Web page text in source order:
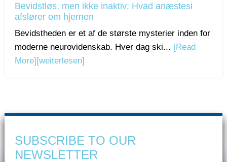
Bevidstløs, men ikke inaktiv: Hvad anæstesi
afslører om hjernen
Bevidstheden er et af de største mysterier inden for
moderne neurovidenskab. Hver dag ski... [Read
More][weiterlesen]
SUBSCRIBE TO OUR
NEWSLETTER